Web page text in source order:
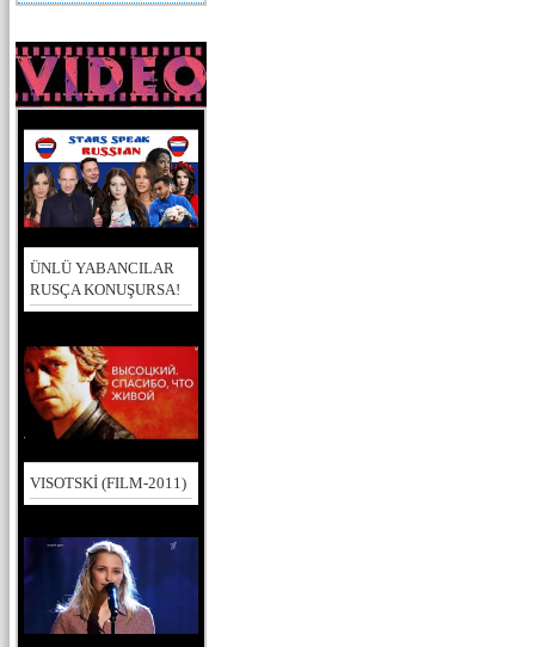
ÜNLÜ YABANCILAR
RUSÇA KONUŞURSA!
VISOTSKİ (FILM-2011)